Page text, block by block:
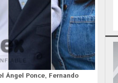
Ángel Ponce, Fernando